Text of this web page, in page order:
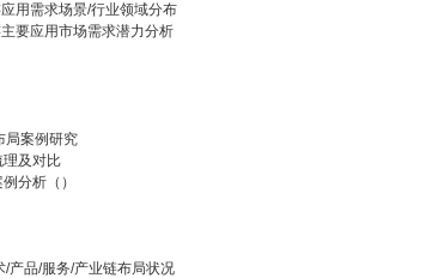
用需求场景/行业领域分布
要应用市场需求潜力分析
局案例研究
及对比
分析（）
/产品/服务/产业链布局状况